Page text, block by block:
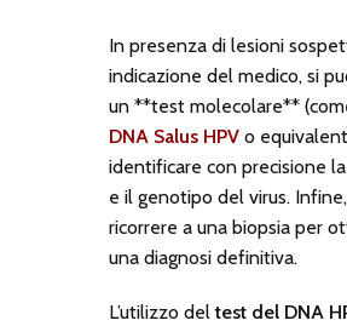
In presenza di lesioni
indicazione del medico, si
un **test molecolare**
DNA Salus HPVo
identificare con precisione
e il genotipo del virus.
ricorrere a una biopsia per
una diagnosi definitiva.
L’utilizzo deltest del DNA